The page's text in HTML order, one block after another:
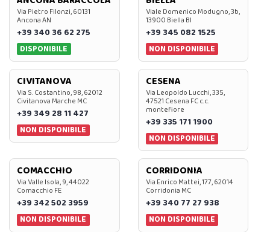
Via Pietro Filonzi, 60131
Ancona AN
+39 340 36 62 275
DISPONIBILE
Viale Domenico Modugno, 3b,
13900 Biella BI
+39 345 082 1525
NON DISPONIBILE
CIVITANOVA
Via S. Costantino, 98, 62012
Civitanova Marche MC
+39 349 28 11 427
NON DISPONIBILE
CESENA
Via Leopoldo Lucchi, 335,
47521 Cesena FC c.c.
montefiore
+39 335 171 1900
NON DISPONIBILE
COMACCHIO
Via Valle Isola, 9, 44022
Comacchio FE
+39 342 502 3959
NON DISPONIBILE
CORRIDONIA
Via Enrico Mattei, 177, 62014
Corridonia MC
+39 340 77 27 938
NON DISPONIBILE